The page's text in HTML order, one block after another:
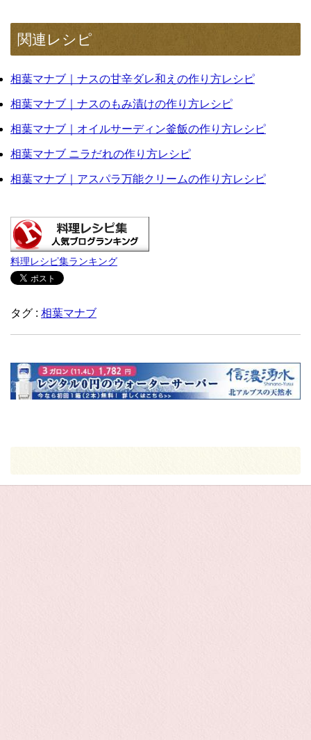
関連レシピ
相葉マナブ｜ナスの甘辛ダレ和えの作り方レシピ
相葉マナブ｜ナスのもみ漬けの作り方レシピ
相葉マナブ｜オイルサーディン釜飯の作り方レシピ
相葉マナブ ニラだれの作り方レシピ
相葉マナブ｜アスパラ万能クリームの作り方レシピ
料理レシピ集ランキング
タグ : 相葉マナブ